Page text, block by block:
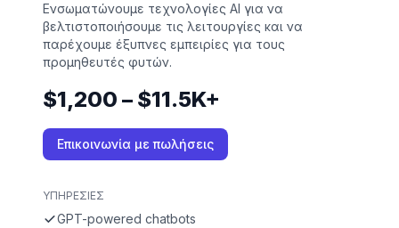
Ενσωματώνουμε τεχνολογίες AI για να
βελτιστοποιήσουμε τις λειτουργίες και να
παρέχουμε έξυπνες εμπειρίες για τους
προμηθευτές φυτών.
$1,200 – $11.5K+
Επικοινωνία με πωλήσεις
ΥΠΗΡΕΣΊΕΣ
GPT-powered chatbots